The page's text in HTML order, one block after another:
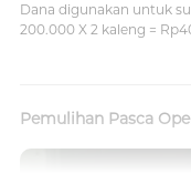
Dana digunakan untuk
200.000 X 2 kaleng =
Pemulihan Pasca